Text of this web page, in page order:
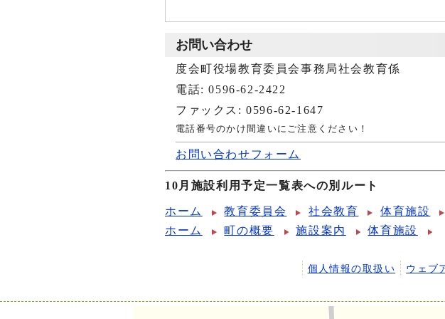
お問い合わせ
度会町役場教育委員会事務局社会教育係
電話: 0596-62-2422
ファックス: 0596-62-1647
電話番号のかけ間違いにご注意ください！
お問い合わせフォーム
10月施設利用予定一覧表への別ルート
ホーム 教育委員会 社会教育
体育施設
ホーム
町の概要 施設案内 体育施設
個人情報の取扱い ウェブ